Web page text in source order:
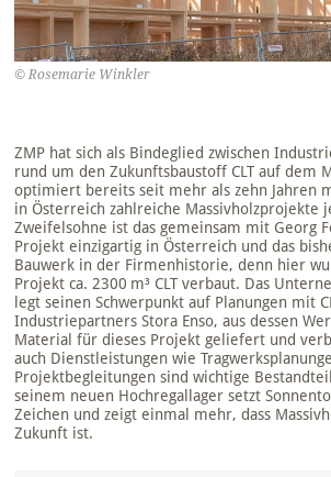
© Rosemarie Winkler
ZMP hat sich als Bindeglied zwischen
rund um den Zukunftsbaustoff CLT auf dem
optimiert bereits seit mehr als zehn Jahren
in Österreich zahlreiche Massivholzprojekte
Zweifelsohne ist das gemeinsam mit Georg
Projekt einzigartig in Österreich und das
Bauwerk in der Firmenhistorie, denn hier
Projekt ca. 2300 m³ CLT verbaut. Das
legt seinen Schwerpunkt auf Planungen mit
Industriepartners Stora Enso, aus dessen
Material für dieses Projekt geliefert und
auch Dienstleistungen wie
Projektbegleitungen sind wichtige
seinem neuen Hochregallager setzt
Zeichen und zeigt einmal mehr, dass
Zukunft ist.